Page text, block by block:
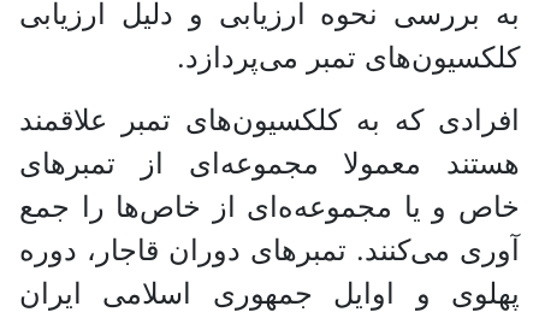
به بررسی نحوه ارزیابی و دلیل ارزیابی
کلکسیون‌های تمبر می‌پردازد.
افرادی که به کلکسیون‌های تمبر علاقمند
هستند معمولا مجموعه‌ای از تمبر‌های
خاص و یا مجموعه‌ه‌ای از خاص‌ها را جمع
آوری می‌کنند. تمبر‌های دوران قاجار، دوره
پهلوی و اوایل جمهوری اسلامی ایران